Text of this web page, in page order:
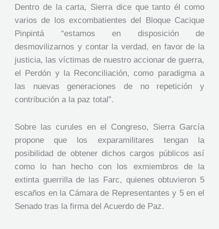
Dentro de la carta, Sierra dice que tanto él como
varios de los excombatientes del Bloque Cacique
Pinpintá “estamos en disposición de
desmovilizarnos y contar la verdad, en favor de la
justicia, las víctimas de nuestro accionar de guerra,
el Perdón y la Reconciliación, como paradigma a
las nuevas generaciones de no repetición y
contribución a la paz total”.
Sobre las curules en el Congreso, Sierra García
propone que los exparamilitares tengan la
posibilidad de obtener dichos cargos públicos así
como lo han hecho con los exmiembros de la
extinta guerrilla de las Farc, quienes obtuvieron 5
escaños en la Cámara de Representantes y 5 en el
Senado tras la firma del Acuerdo de Paz.